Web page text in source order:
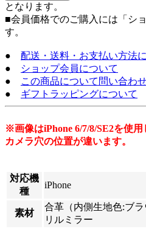
となります。
■会員価格でのご購入には「シ
す。
● 配送・送料・お支払い方法
●
ショップ会員について
●
この商品について問い合わ
● ギフトラッピングについて
※画像はiPhone 6/7/8/SE2を使
カメラ穴の位置が違います。
対応機
種
iPhone
素材
合革（内側生地色:ブ
リルミラー